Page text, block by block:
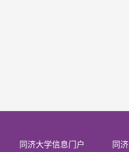
同济大学信息门户 同